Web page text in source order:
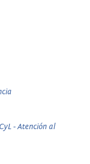
- Atención al